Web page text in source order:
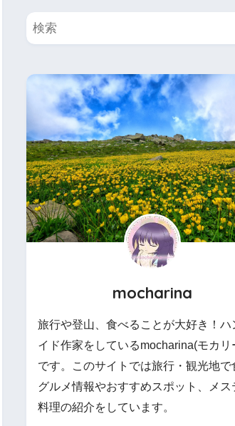
mocharina
旅行や登山、食べることが大好き！ハ
イド作家をしているmocharina(モカリ
です。このサイトでは旅行・観光地で
グルメ情報やおすすめスポット、メス
料理の紹介をしています。